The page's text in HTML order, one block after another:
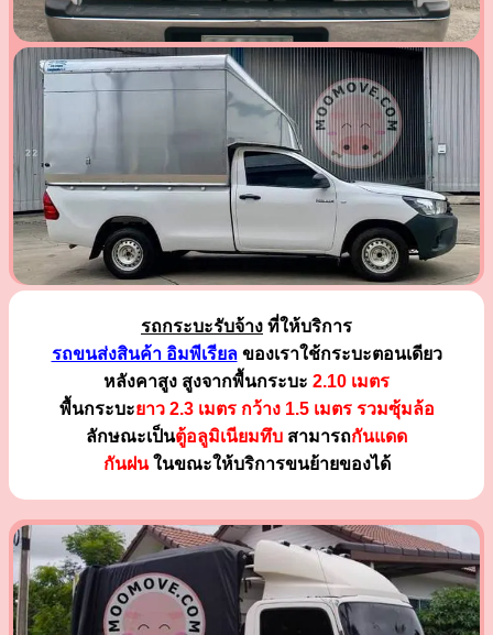
รถกระบะรับจ้าง ที่ให้บริการ
รถขนส่งสินค้า อิมพีเรียลของเราใช้กระบะตอนเดียว
หลังคาสูง สูงจากพื้นกระบะ 2.10 เมตร
พื้นกระบะยาว 2.3 เมตร กว้าง 1.5 เมตร รวมซุ้มล้อ
ลักษณะเป็นตู้อลูมิเนียมทึบ สามารถกันแดด
กันฝนในขณะให้บริการขนย้ายของได้